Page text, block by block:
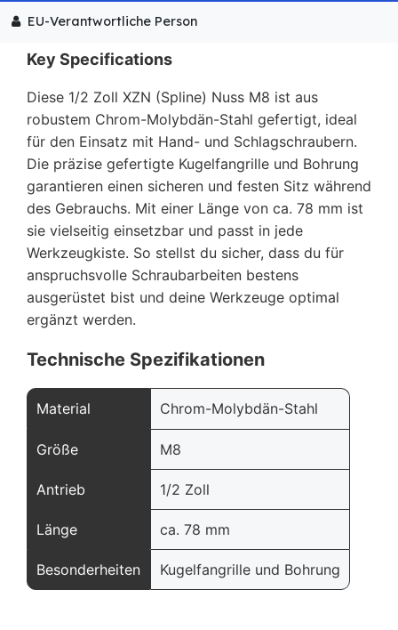
EU-Verantwortliche Person
Key Specifications
Diese 1/2 Zoll XZN (Spline) Nuss M8 ist aus
robustem Chrom-Molybdän-Stahl gefertigt, ideal
für den Einsatz mit Hand- und Schlagschraubern.
Die präzise gefertigte Kugelfangrille und Bohrung
garantieren einen sicheren und festen Sitz während
des Gebrauchs. Mit einer Länge von ca. 78 mm ist
sie vielseitig einsetzbar und passt in jede
Werkzeugkiste. So stellst du sicher, dass du für
anspruchsvolle Schraubarbeiten bestens
ausgerüstet bist und deine Werkzeuge optimal
ergänzt werden.
Technische Spezifikationen
Material Chrom-Molybdän-Stahl
Größe M8
Antrieb 1/2 Zoll
Länge ca. 78 mm
Besonderheiten Kugelfangrille und Bohrung